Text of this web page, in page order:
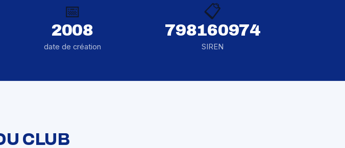
📅
2008
date de création
📋
798160974
SIREN
CLUB